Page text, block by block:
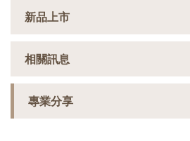
新品上市
相關訊息
專業分享